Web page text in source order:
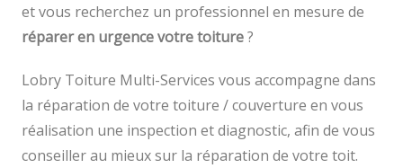
et vous recherchez un professionnel en mesure de
réparer en urgence votre toiture?
Lobry Toiture Multi-Services vous accompagne dans
la réparation de votre toiture / couverture en vous
réalisation une inspection et diagnostic, afin de vous
conseiller au mieux sur la réparation de votre toit.